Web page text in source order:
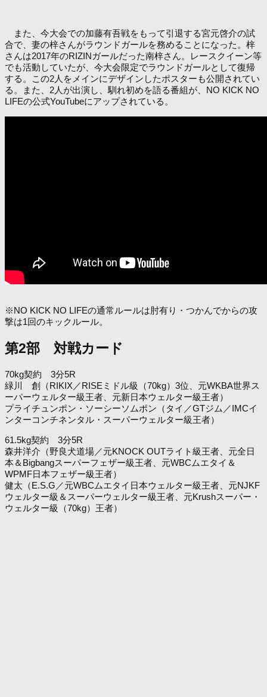
また、今大会での加藤有吾戦をもって引退する宮元啓介の試
合で、妻の梓さんがラウンドガールを務めることになった。梓
さんは2017年のRIZINガールだった南梓さん。レースクイーン等
でも活動していたが、今大会限定でラウンドガールとして復帰
する。この2人をメインにデザインしたポスターも公開されてい
る。また、2人が出演し、馴れ初めを語る番組が、NO KICK NO
LIFEの公式YouTubeにアップされている。
※NO KICK NO LIFEの通常ルールは肘有り・つかんでからの攻
撃は1回のキックルール。
第2部 対戦カード
70kg契約 3分5R
緑川 創（RIKIX／RISEミドル級（70kg）3位、元WKBA世界ス
ーパーウェルター級王者、元新日本ウェルター級王者）
プライチュンポン・ソーシーソムポン（タイ／GTジム／IMCイ
ンターコンチネンタル・スーパーウェルター級王者）
61.5kg契約 3分5R
森井洋介（野良犬道場／元KNOCK OUTライト級王者、元全日
本＆Bigbangスーパーフェザー級王者、元WBCムエタイ＆
WPMF日本フェザー級王者）
健太（E.S.G／元WBCムエタイ日本ウェルター級王者、元NJKF
ウェルター級＆スーパーウェルター級王者、元Krushスーパー・
ウェルター級（70kg）王者）